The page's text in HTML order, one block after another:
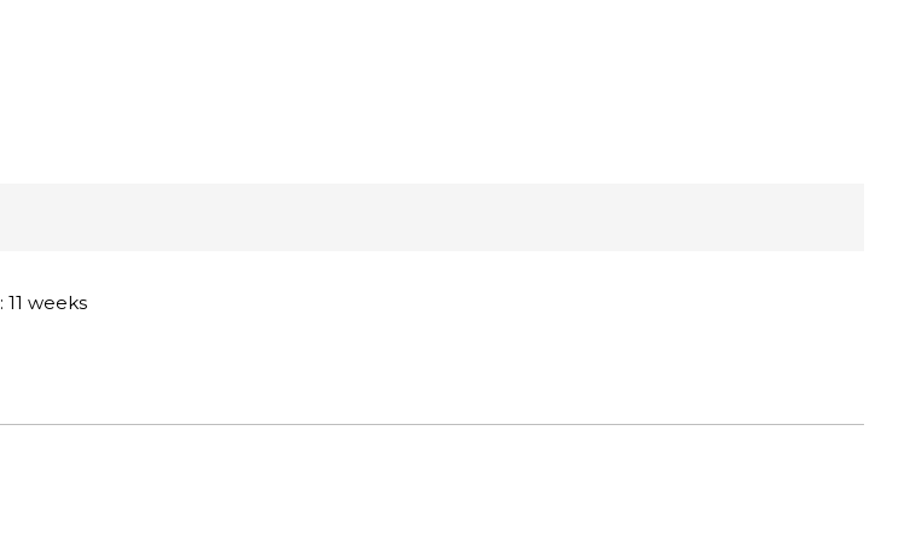
: 11 weeks